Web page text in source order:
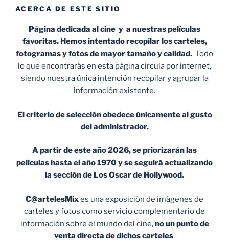
ACERCA DE ESTE SITIO
Página dedicada al cine y a nuestras películas
favoritas. Hemos intentado recopilar los carteles,
fotogramas y fotos de mayor tamaño y calidad. Todo
lo que encontrarás en esta página circula por internet,
siendo nuestra única intención recopilar y agrupar la
información existente.
El criterio de selección obedece únicamente al gusto
del administrador.
A partir de este año 2026, se priorizarán las
películas hasta el año 1970 y se seguirá actualizando
la sección de Los Oscar de Hollywood.
C@artelesMixes una exposición de imágenes de
carteles y fotos como servicio complementario de
información sobre el mundo del cine,no un punto de
venta directa de dichos carteles.